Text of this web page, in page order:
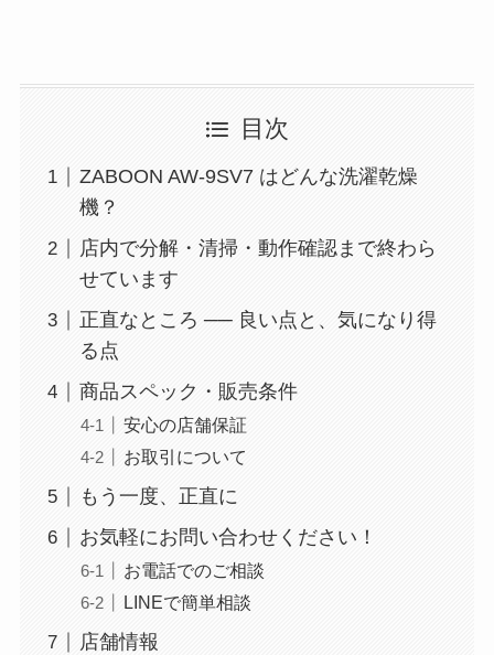
目次
ZABOON AW-9SV7 はどんな洗濯乾燥
機？
店内で分解・清掃・動作確認まで終わら
せています
正直なところ ── 良い点と、気になり得
る点
商品スペック・販売条件
安心の店舗保証
お取引について
もう一度、正直に
お気軽にお問い合わせください！
お電話でのご相談
LINEで簡単相談
店舗情報